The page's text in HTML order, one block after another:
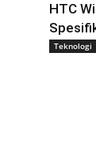
HTC
Teknologi